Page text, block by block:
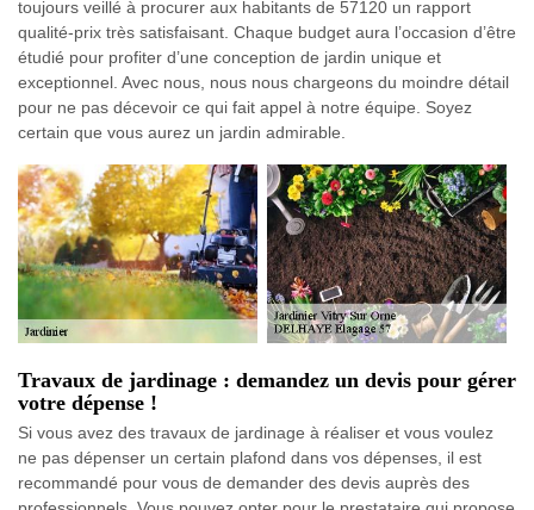
toujours veillé à procurer aux habitants de 57120 un rapport
qualité-prix très satisfaisant. Chaque budget aura l’occasion d’être
étudié pour profiter d’une conception de jardin unique et
exceptionnel. Avec nous, nous nous chargeons du moindre détail
pour ne pas décevoir ce qui fait appel à notre équipe. Soyez
certain que vous aurez un jardin admirable.
Travaux de jardinage : demandez un devis pour gérer
votre dépense !
Si vous avez des travaux de jardinage à réaliser et vous voulez
ne pas dépenser un certain plafond dans vos dépenses, il est
recommandé pour vous de demander des devis auprès des